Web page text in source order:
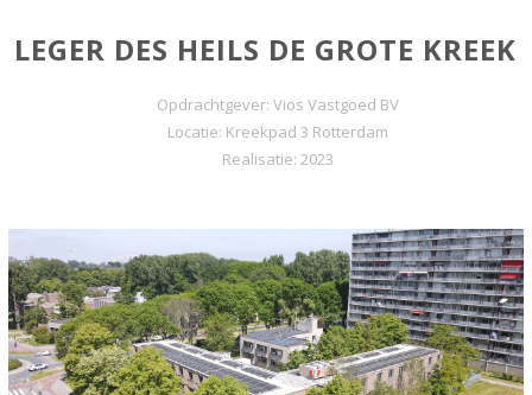
LEGER DES HEILS DE GROTE KREEK
Opdrachtgever: Vios Vastgoed BV
Locatie: Kreekpad 3 Rotterdam
Realisatie: 2023